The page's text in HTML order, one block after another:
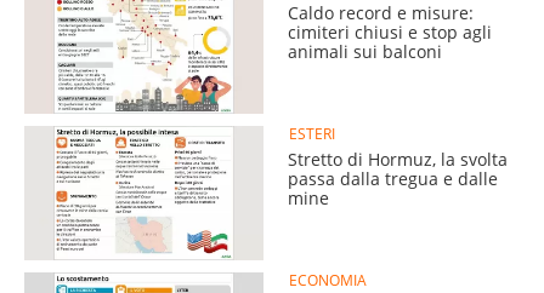
Caldo record e misure:
cimiteri chiusi e stop agli
animali sui balconi
ESTERI
Stretto di Hormuz, la svolta
passa dalla tregua e dalle
mine
ECONOMIA